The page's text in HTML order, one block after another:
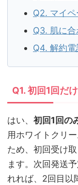
Q2. マイ
Q3. 肌に合
Q4. 解約電
Q1. 初回1回だ
はい、 初回1回の
用ホワイトクリ
ため、初回受け
ます。次回発送
れれば、2回目以